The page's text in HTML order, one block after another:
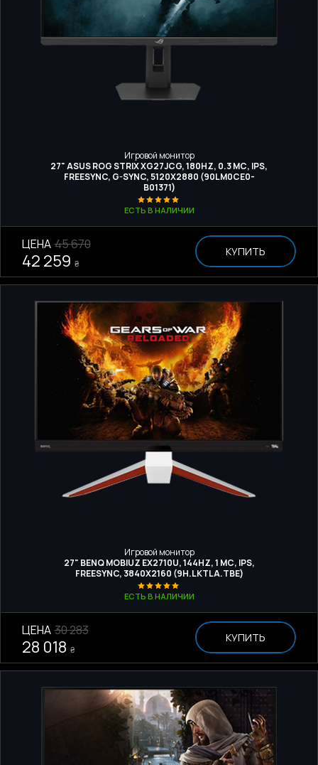
Игровой монитор
27" ASUS ROG STRIX XG27JCG, 180HZ, 0.3 МС, IPS,
FREESYNC, G-SYNC, 5120Х2880 (90LM0CE0-
B01371)
ЕСТЬ В НАЛИЧИИ
ЦЕНА 45 670
42 259 ₴
КУПИТЬ
Игровой монитор
27" BENQ MOBIUZ EX2710U, 144HZ, 1 МС, IPS,
FREESYNC, 3840Х2160 (9H.LKTLA.TBE)
ЕСТЬ В НАЛИЧИИ
ЦЕНА 30 283
28 018 ₴
КУПИТЬ